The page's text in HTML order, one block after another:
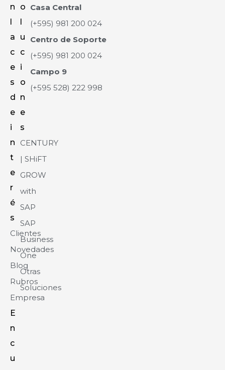
n
a
c
e
s
d
e
i
n
t
e
r
é
s
Clientes
Novedades
Blog
Rubros
Empresa
E
n
c
u
o
u
c
i
o
n
e
s
CENTURY
| SHiFT
GROW
with
SAP
SAP
Business
One
Otras
Soluciones
Casa Central
(+595) 981 200 024
Centro de Soporte
(+595) 981 200 024
Campo 9
(+595 528) 222 998